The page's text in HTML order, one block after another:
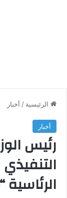
الرئيسية / أخبار
أخبار
رئيس